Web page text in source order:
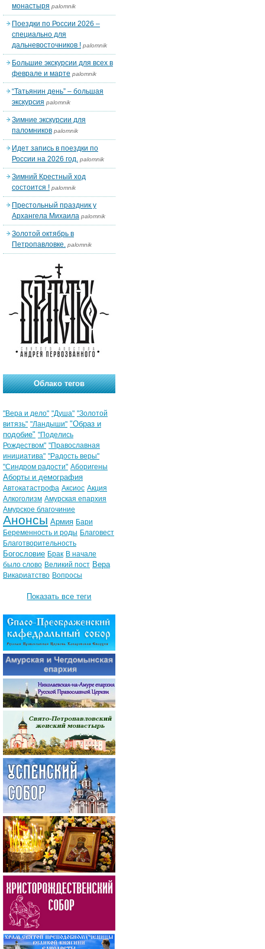
монастыря palomnik
Поездки по России 2026 –
специально для
дальневосточников ! palomnik
Большие экскурсии для всех в
феврале и марте palomnik
“Татьянин день” – большая
экскурсия palomnik
Зимние экскурсии для
паломников palomnik
Идет запись в поездки по
России на 2026 год. palomnik
Зимний Крестный ход
состоится ! palomnik
Престольный праздник у
Архангела Михаила palomnik
Золотой октябрь в
Петропавловке. palomnik
Облако тегов
"Вера и дело" "Душа" "Золотой
витязь" "Ландыши" "Образ и
подобие" "Поделись
Рождеством" "Православная
инициатива" "Радость веры"
"Синдром радости" Аборигены
Аборты и демография
Автокатастрофа Аксиос Акция
Алкоголизм Амурская епархия
Амурское благочиние
Анонсы Армия Бари
Беременность и роды Благовест
Благотворительность
Богословие Брак В начале
было слово Великий пост Вера
Викариатство Вопросы
Показать все теги